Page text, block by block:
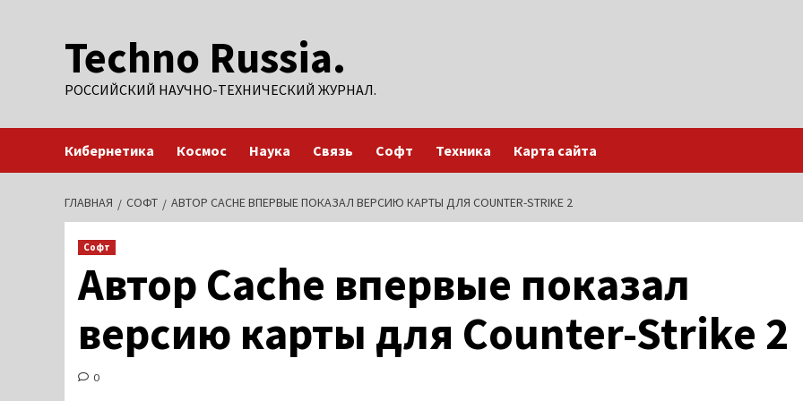
содержимомуTechno Russia.
РОССИЙСКИЙ НАУЧНО-ТЕХНИЧЕСКИЙ ЖУРНАЛ.
Кибернетика Космос Наука Связь Софт Техника Карта сайта
ГЛАВНАЯ СОФТ АВТОР CACHE ВПЕРВЫЕ ПОКАЗАЛ ВЕРСИЮ КАРТЫ ДЛЯ COUNTER-STRIKE 2
Софт
Автор Cache впервые показал
версию карты для Counter-Strike 2
0